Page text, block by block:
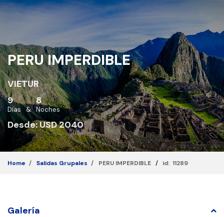
PERU IMPERDIBLE
VIETUR
9
Días &
8
Noches
Desde: USD 2040
Home Salidas Grupales PERU IMPERDIBLE / id: 11289
Galería